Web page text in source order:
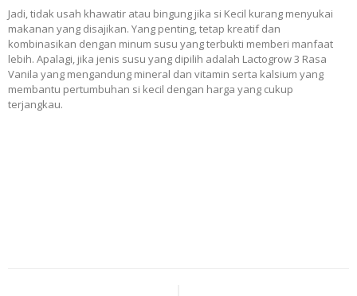
Jadi, tidak usah khawatir atau bingung jika si Kecil kurang menyukai
makanan yang disajikan. Yang penting, tetap kreatif dan
kombinasikan dengan minum susu yang terbukti memberi manfaat
lebih. Apalagi, jika jenis susu yang dipilih adalah Lactogrow 3 Rasa
Vanila yang mengandung mineral dan vitamin serta kalsium yang
membantu pertumbuhan si kecil dengan harga yang cukup
terjangkau.